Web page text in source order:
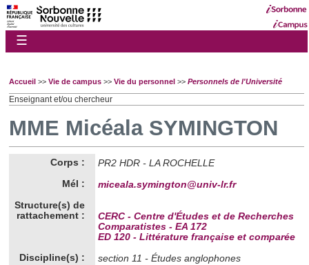
☰
Accueil >> Vie de campus >> Vie du personnel >> Personnels de l'Université
Enseignant et/ou chercheur
MME Micéala SYMINGTON
Corps :
PR2 HDR - LA ROCHELLE
Mél :
miceala.symington@univ-lr.fr
Structure(s) de
rattachement :
CERC - Centre d'Études et de Recherches
Comparatistes - EA 172
ED 120 - Littérature française et comparée
Discipline(s) :
section 11 - Études anglophones